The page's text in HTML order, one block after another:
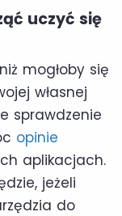
uczyć się
mogłoby się
własnej
sprawdzenie
opinie
aplikacjach.
jeżeli
do